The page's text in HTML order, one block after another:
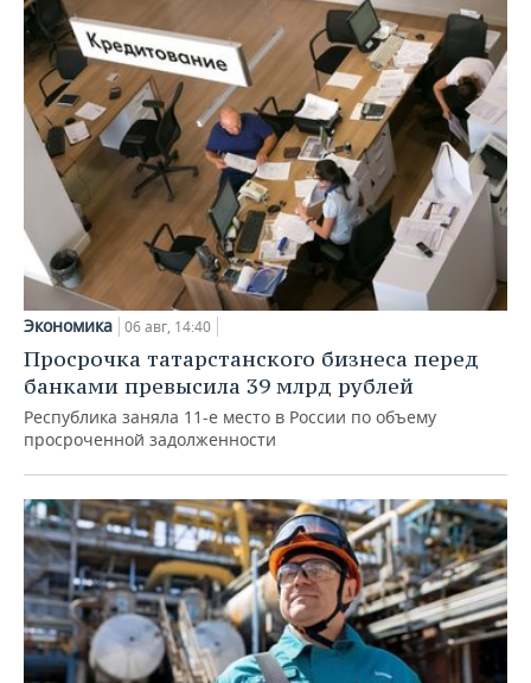
Экономика 06 авг, 14:40
Просрочка татарстанского бизнеса перед
банками превысила 39 млрд рублей
Республика заняла 11-е место в России по объему
просроченной задолженности